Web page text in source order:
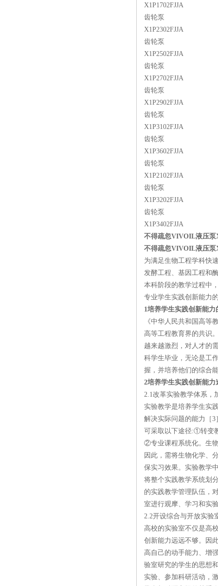
X1P1702FJJA
齿轮泵
X1P2302FJJA
齿轮泵
X1P2502FJJA
齿轮泵
X1P2702FJJA
齿轮泵
X1P2902FJJA
齿轮泵
X1P3102FJJA
齿轮泵
X1P3602FJJA
齿轮泵
X1P2102FJJA
齿轮泵
X1P3202FJJA
齿轮泵
X1P3402FJJA
不得疏忽VIVOIL液压泵
不得疏忽VIVOIL液压泵
为满足生物工程学科快
发酵工程、基因工程和
本科阶段的教学过程中
专业学生实践创新能力
1培养学生实践创新能力
《中华人民共和国高等
高等工程教育界的共识
越来越激烈，对人才的
科学生毕业，无论是工
握，并培养他们的综合
2培养学生实践创新能力
2.1改革实验教学体系，
实验教学是培养学生实
解决实际问题的能力［
可采取以下途径:①转变
②专业课程系统化。生
因此，需将生物化学、
保实习效果。实验教学
将整个实践教学系统划
的实践教学管理队伍，
室进行观摩、学习和实
2.2开设综合与开放实验
高校的实验室不仅是高
创新能力远远不够。因
高自己的动手能力、增
验室研究的学生的思想
实验、参加科研活动，